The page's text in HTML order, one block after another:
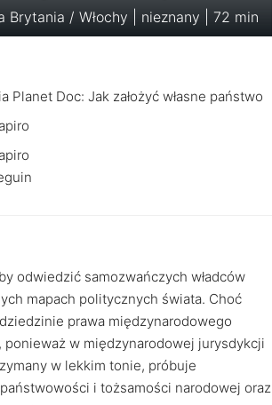
/ Włochy | nieznany | 72 min
Planet Doc: Jak założyć własne państwo
odwiedzić samozwańczych władców
mapach politycznych świata. Choć
prawa międzynarodowego
ponieważ w międzynarodowej jurysdykcji
w lekkim tonie, próbuje
i tożsamości narodowej oraz